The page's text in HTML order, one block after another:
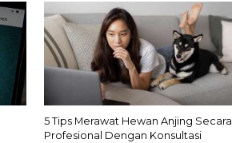
5 Tips Merawat Hewan Anjing Secara
Profesional Dengan Konsultasi